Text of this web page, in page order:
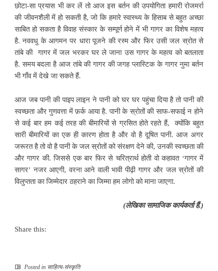
छोटा-सा प्रयास भी कर लें तो आज इस बर्तन की उपयोगिता हमारी रोजमर्रा
की जीवनशैली में हो सकती है, जो कि हमारे स्वास्थ्य के हिसाब से बहुत अच्छा
साबित हो सकता है विवाह संस्कार के सम्पूर्ण होने में भी गागर का विशेष महत्व
है. नववधु केआगमन पर धारा पूजने की रस्म और फिर उसी जल स्रोत से
तांबे की गागर में जल भरकर घर ले जाना उस गागर के महत्व को बतलाता
है. समय बदला है आज तांबे की गागर की जगह प्लास्टिक के गागर नुमा बर्तन
भी गाँव में देखे जा सकते हैं.
आज जब पानी की पाइप लाइन ने पानी को घर घर पहुंचा दिया है तो पानी की
स्वच्छता और गुणवत्ता में फ़र्क आया है. पानी के स्रोतों की साफ-सफाई न होने
से कई बार हम कई तरहकी बीमारियों से ग्रसित होते रहते हैं, क्योंकि बहुत
सारी बीमारियों का एक ही कारण होता है और वो है दूषित पानी. आज अगर
जरूरत है तो वो है पानी के जल स्रोतों को संरक्षण देने की, उनकी स्वच्छता की
और गागर की. जिससे एक बार फिर से चरित्रार्थ होती वो कहावत ‘गागर में
सागर’ नजर आएगी, वरना आने वाली भावी पीढ़ी गागर और जल स्रोतों की
विलुप्तता का जिम्मेदार ठहराने का जिम्मा हम लोगो को माना जाएगा.
(लेखिका सामाजिक कार्यकर्ता हैं.)
Share this:
Posted in साहित्‍य-संस्कृति